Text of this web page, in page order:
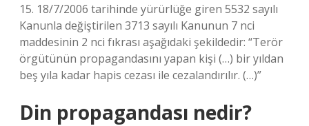
15. 18/7/2006 tarihinde yürürlüğe giren 5532 sayılı
Kanunla değiştirilen 3713 sayılı Kanunun 7 nci
maddesinin 2 nci fıkrası aşağıdaki şekildedir: “Terör
örgütünün propagandasını yapan kişi (…) bir yıldan
beş yıla kadar hapis cezası ile cezalandırılır. (…)”
Din propagandası nedir?